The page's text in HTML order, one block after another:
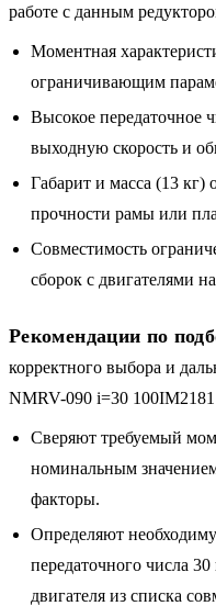
работе с данным
Моментная
ограничивающим
Высокое передаточное
выходную скорость и
Габарит и масса (13 кг)
прочности рамы или
Совместимость
сборок с двигателями
Рекомендации по
корректного выбора и
NMRV-090 i=30
Сверяют требуемый
номинальным
факторы.
Определяют
передаточного числа
двигателя из списка